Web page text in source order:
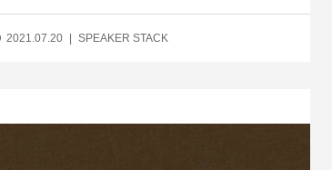
2021.07.20 SPEAKER STACK